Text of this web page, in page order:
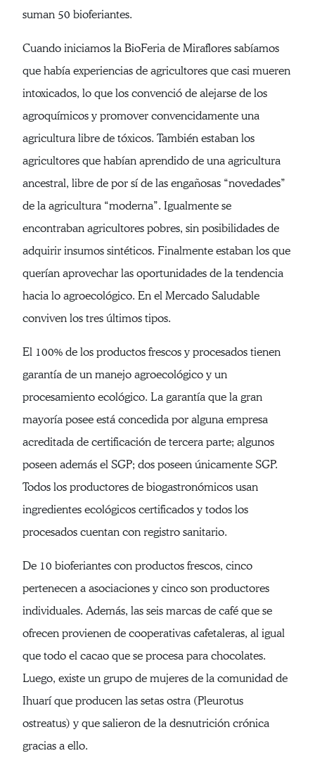
suman 50 bioferiantes.
Cuando iniciamos la BioFeria de Miraflores sabíamos
que había experiencias de agricultores que casi mueren
intoxicados, lo que los convenció de alejarse de los
agroquímicos y promover convencidamente una
agricultura libre de tóxicos. También estaban los
agricultores que habían aprendido de una agricultura
ancestral, libre de por sí de las engañosas “novedades”
de la agricultura “moderna”. Igualmente se
encontraban agricultores pobres, sin posibilidades de
adquirir insumos sintéticos. Finalmente estaban los que
querían aprovechar las oportunidades de la tendencia
hacia lo agroecológico. En el Mercado Saludable
conviven los tres últimos tipos.
El 100% de los productos frescos y procesados tienen
garantía de un manejo agroecológico y un
procesamiento ecológico. La garantía que la gran
mayoría posee está concedida por alguna empresa
acreditada de certificación de tercera parte; algunos
poseen además el SGP; dos poseen únicamente SGP.
Todos los productores de biogastronómicos usan
ingredientes ecológicos certificados y todos los
procesados cuentan con registro sanitario.
De 10 bioferiantes con productos frescos, cinco
pertenecen a asociaciones y cinco son productores
individuales. Además, las seis marcas de café que se
ofrecen provienen de cooperativas cafetaleras, al igual
que todo el cacao que se procesa para chocolates.
Luego, existe un grupo de mujeres de la comunidad de
Ihuarí que producen las setas ostra (Pleurotus
ostreatus) y que salieron de la desnutrición crónica
gracias a ello.